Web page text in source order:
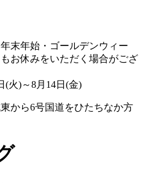
末年始・ゴールデンウィー
お休みをいただく場合がござ
(火)～8月14日(金)
から6号国道をひたちなか方